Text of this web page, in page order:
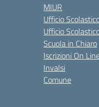
MIUR
Ufficio
Ufficio
Scuola in Chiaro
Iscrizioni On
Invalsi
Comune